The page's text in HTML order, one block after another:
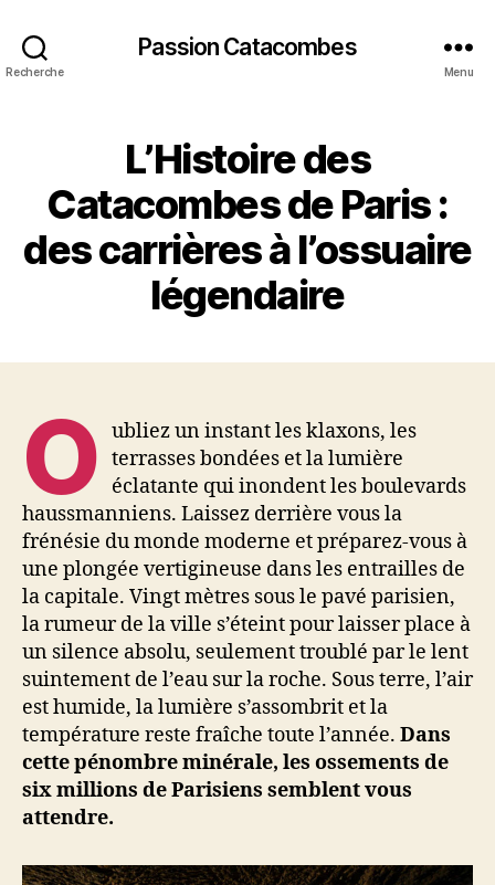
Recherche
Passion Catacombes
Menu
L’Histoire des
Catacombes de Paris :
des carrières à l’ossuaire
légendaire
O ubliez un instant les klaxons, les
terrasses bondées et la lumière
éclatante qui inondent les boulevards
haussmanniens. Laissez derrière vous la
frénésie du monde moderne et préparez-vous à
une plongée vertigineuse dans les entrailles de
la capitale. Vingt mètres sous le pavé parisien,
la rumeur de la ville s’éteint pour laisser place à
un silence absolu, seulement troublé par le lent
suintement de l’eau sur la roche. Sous terre, l’air
est humide, la lumière s’assombrit et la
température reste fraîche toute l’année. Dans
cette pénombre minérale, les ossements de
six millions de Parisiens semblent vous
attendre.